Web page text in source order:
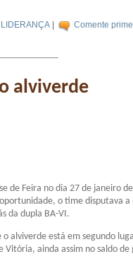
| Comente
alviverde
de Feira no dia 27 de janeiro
o time disputava a
da dupla BA-VI.
alviverde está em segundo
ainda assim no saldo de